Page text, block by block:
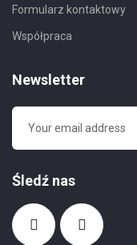
Formularz kontaktowy
Współpraca
Newsletter
Śledź nas